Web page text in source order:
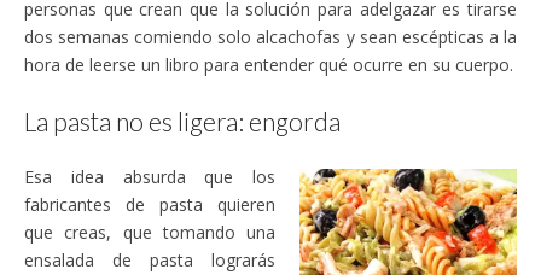
personas que crean que la solución para adelgazar es tirarse
dos semanas comiendo solo alcachofas y sean escépticas a la
hora de leerse un libro para entender qué ocurre en su cuerpo.
La pasta no es ligera: engorda
Esa idea absurda que los
fabricantes de pasta quieren
que creas, que tomando una
ensalada de pasta lograrás